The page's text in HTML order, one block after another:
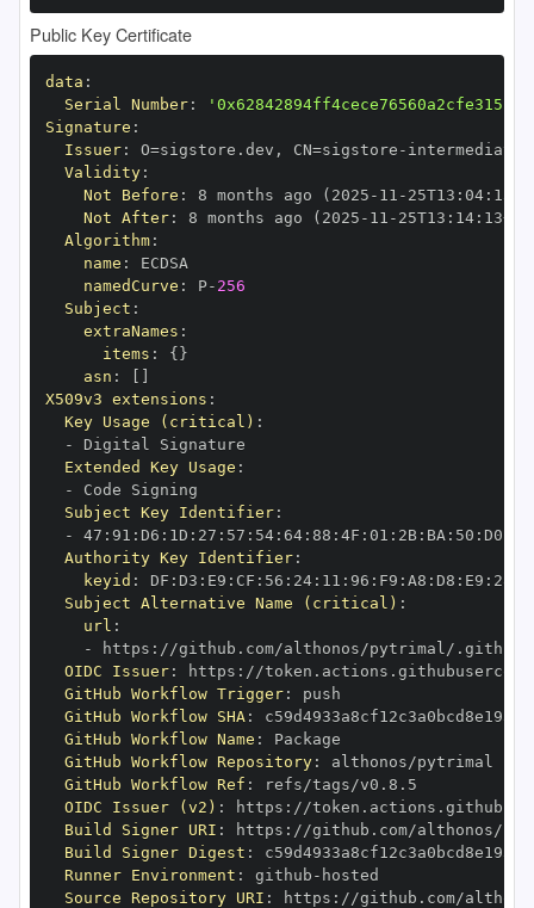
Public Key Certificate
data :
Serial Number:
Signature :
Issuer: O=sigstore.dev , CN=sigstore -
Validity:
Not Before : 8 months ago (2025 - 11 - 25T13 : 04:
Not After: 8 months ago (2025 - 11 - 25T13 : 14: 13+00
Algorithm:
name :
namedCurve : P- 256
Subject :
extraNames :
items : { }
asn :
X509v3 extensions :
Key Usage (critical) :
-
Extended Key Usage :
-
Subject Key Identifier:
-
47 : 91 : D6 : 1D : 27 : 57 : 54: 64: 88 : 4F : 01 : 2B: BA : 50 : D0
Authority Key Identifier:
keyid : DF : D3 : E9 : CF : 56 : 24: 11 : 96 : F9 : A8 : D8 : E9 : 28
Subject Alternative Name (critical) :
url :
-
https :
OIDC Issuer: https :
GitHub Workflow Trigger:
GitHub Workflow SHA:
GitHub Workflow Name :
GitHub Workflow Repository:
GitHub Workflow Ref :
OIDC Issuer (v2) : https :
Build Signer URI : https :
Build Signer Digest :
Runner Environment : github -
Source Repository URI : https :